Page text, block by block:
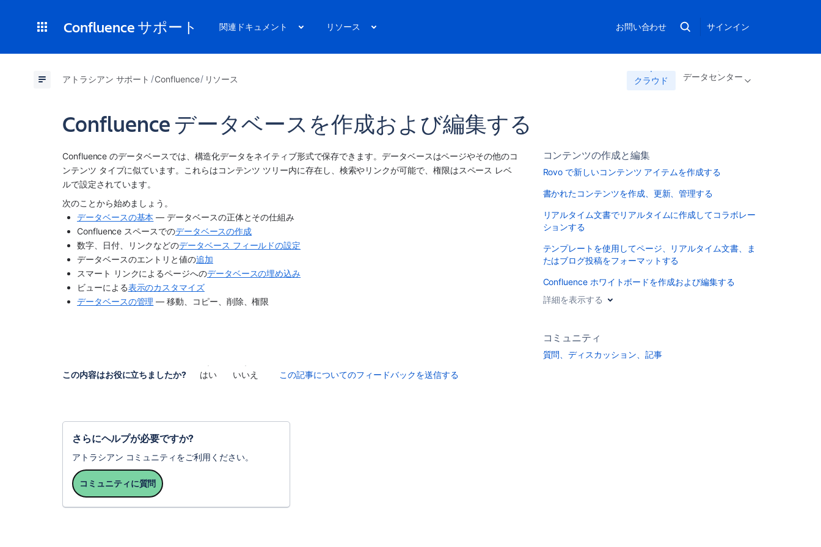
Confluence サポート 関連ドキュメント リソース お問い合わせ サインイン
アトラシアン サポート Confluence リソース クラウド データセンター
Confluence データベースを作成および編集する
Confluence のデータベースでは、構造化データをネイティブ形式で保存できます。データベースはページやその他のコ
ンテンツ タイプに似ています。これらはコンテンツ ツリー内に存在し、検索やリンクが可能で、権限はスペース レベ
ルで設定されています。
次のことから始めましょう。
データベースの基本 — データベースの正体とその仕組み
Confluence スペースでのデータベースの作成
数字、日付、リンクなどのデータベース フィールドの設定
データベースのエントリと値の追加
スマート リンクによるページへのデータベースの埋め込み
ビューによる表示のカスタマイズ
データベースの管理 — 移動、コピー、削除、権限
この内容はお役に立ちましたか? はい いいえ この記事についてのフィードバックを送信する
さらにヘルプが必要ですか?
アトラシアン コミュニティをご利用ください。
コミュニティに質問
コンテンツの作成と編集
Rovo で新しいコンテンツ アイテムを作成する
書かれたコンテンツを作成、更新、管理する
リアルタイム文書でリアルタイムに作成してコラボレー
ションする
テンプレートを使用してページ、リアルタイム文書、ま
たはブログ投稿をフォーマットする
Confluence ホワイトボードを作成および編集する
詳細を表示する
コミュニティ
質問、ディスカッション、記事